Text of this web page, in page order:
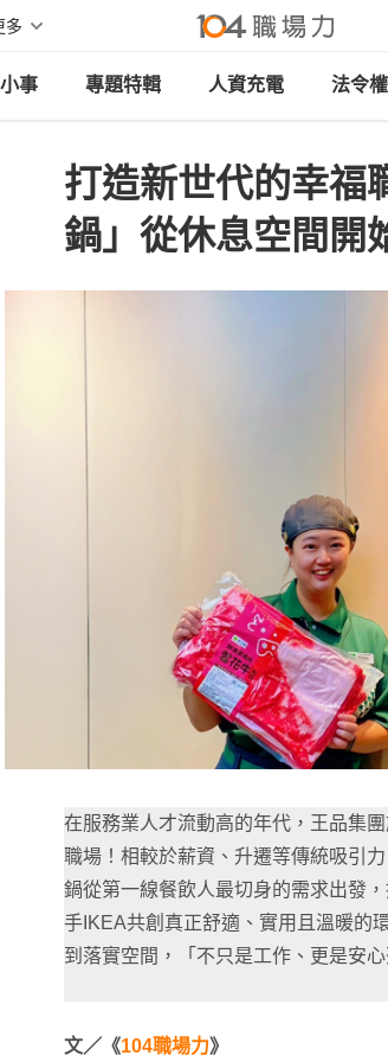
多
事 專題特輯 人資充電 法令
打造新世代的幸福
鍋」從休息空間開
在服務業人才流動高的年代，王品集團
職場！相較於薪資、升遷等傳統吸引
鍋從第一線餐飲人最切身的需求出發
手IKEA共創真正舒適、實用且溫暖的
到落實空間，「不只是工作、更是安
文／《104職場力》